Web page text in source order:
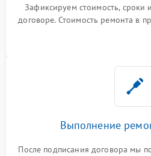
Зафиксируем стоимость, сроки
договоре. Стоимость ремонта в
Выполнение
После подписания договора мы